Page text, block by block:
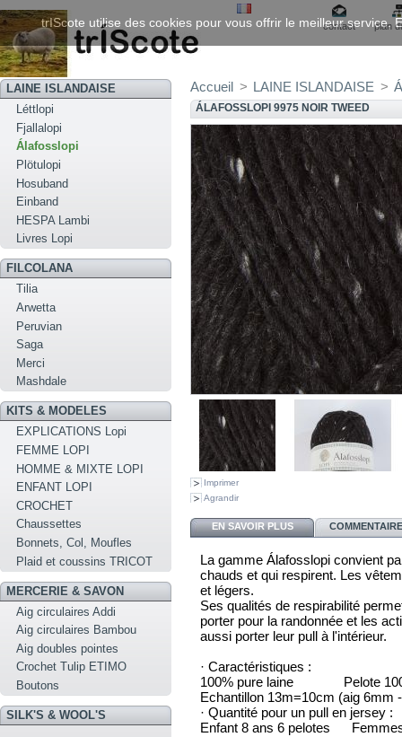
contact plan
LAINE ISLANDAISE
Léttlopi
Fjallalopi
Álafosslopi
Plötulopi
Hosuband
Einband
HESPA Lambi
Livres Lopi
FILCOLANA
Tilia
Arwetta
Peruvian
Saga
Merci
Mashdale
KITS & MODELES
EXPLICATIONS Lopi
FEMME LOPI
HOMME & MIXTE LOPI
ENFANT LOPI
CROCHET
Chaussettes
Bonnets, Col, Moufles
Plaid et coussins TRICOT
MERCERIE & SAVON
Aig circulaires Addi
Aig circulaires Bambou
Aig doubles pointes
Crochet Tulip ETIMO
Boutons
SILK'S & WOOL'S
Accueil > LAINE ISLANDAISE >
ÁLAFOSSLOPI 9975 NOIR TWEED
Imprimer
Agrandir
EN SAVOIR PLUS
La gamme Álafosslopi convient
chauds et qui respirent. Les
et légers.
Ses qualités de respirabilité
porter pour la randonnée et les
aussi porter leur pull à l'intérieur.
· Caractéristiques :
100% pure laine Pelote
Echantillon 13m=10cm (aig 6mm
· Quantité pour un pull en jersey :
Enfant 8 ans 6 pelotes
trIScote utilise des cookies pour vous offrir le meilleur